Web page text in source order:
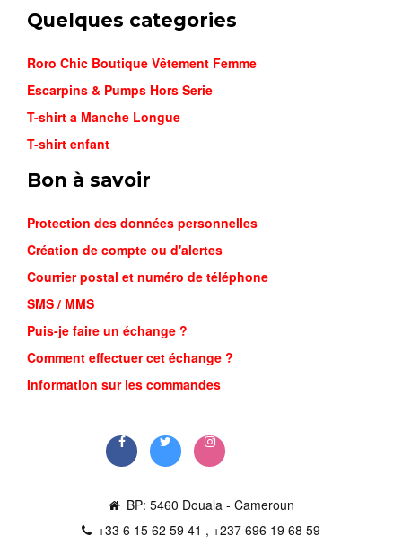
Quelques categories
Roro Chic Boutique Vêtement Femme
Escarpins & Pumps Hors Serie
T-shirt a Manche Longue
T-shirt enfant
Bon à savoir
Protection des données personnelles
Création de compte ou d'alertes
Courrier postal et numéro de téléphone
SMS / MMS
Puis-je faire un échange ?
Comment effectuer cet échange ?
Information sur les commandes
BP: 5460 Douala - Cameroun
+33 6 15 62 59 41 , +237 696 19 68 59